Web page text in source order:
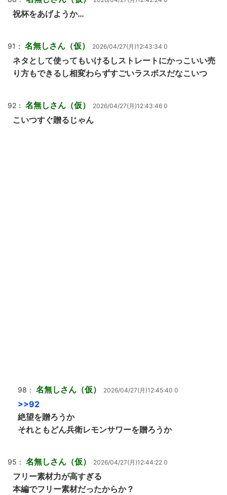
祝杯をあげようか…
91： 名無しさん（仮） 2026/04/27(月)12:43:34 0
ネタとして使ってもいけるしストレートにかっこいい売
り方もできるし相変わらずすごいラスボスだなこいつ
92： 名無しさん（仮） 2026/04/27(月)12:43:46 0
こいつすぐ贈るじゃん
98： 名無しさん（仮） 2026/04/27(月)12:45:40 0
>>92
絶望を贈ろうか
それともどん兵衛レモンサワーを贈ろうか
95： 名無しさん（仮） 2026/04/27(月)12:44:22 0
フリー素材力が高すぎる
本編でフリー素材だったからか？